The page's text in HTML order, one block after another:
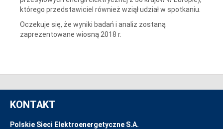
którego przedstawiciel również wziął udział w spotkaniu.
Oczekuje się, że wyniki badań i analiz zostaną
zaprezentowane wiosną 2018 r.
KONTAKT
Polskie Sieci Elektroenergetyczne S.A.